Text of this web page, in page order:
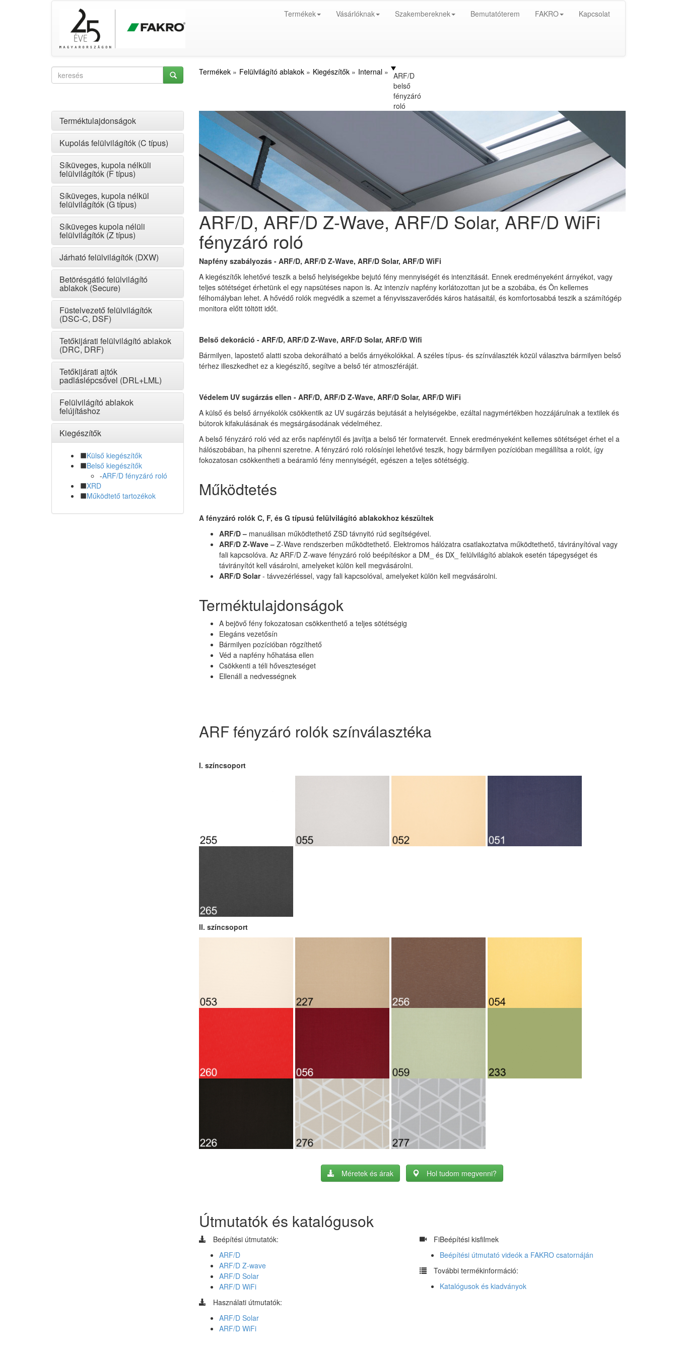
Termékek Vásárlóknak Szakembereknek Bemutatóterem FAKRO Kapcsolat
Termékek Felülvilágító ablakok Kiegészítők Internal
ARF/D
belső
fényzáró
roló
Terméktulajdonságok
Kupolás felülvilágítók (C típus)
Síküveges, kupola nélküli
felülvilágítók (F típus)
Síküveges, kupola nélkül
felülvilágítók (G típus)
Síküveges kupola nélüli
felülvilágítók (Z típus)
Járható felülvilágítók (DXW)
Betörésgátló felülvilágító
ablakok (Secure)
Füstelvezető felülvilágítók
(DSC-C, DSF)
Tetőkijárati felülvilágító ablakok
(DRC, DRF)
Tetőkijárati ajtók
padláslépcsővel (DRL+LML)
Felülvilágító ablakok
felújításhoz
Kiegészítők
Külső kiegészítők
Belső kiegészítők
-ARF/D fényzáró roló
XRD
Működtető tartozékok
ARF/D, ARF/D Z-Wave, ARF/D Solar, ARF/D WiFi
fényzáró roló
Napfény szabályozás - ARF/D, ARF/D Z-Wave, ARF/D Solar, ARF/D WiFi
A kiegészítők lehetővé teszik a belső helyiségekbe bejutó fény mennyiségét és intenzitását. Ennek eredményeként árnyékot, vagy
teljes sötétséget érhetünk el egy napsütéses napon is. Az intenzív napfény korlátozottan jut be a szobába, és Ön kellemes
félhomályban lehet. A hővédő rolók megvédik a szemet a fényvisszaverődés káros hatásaitál, és komfortosabbá teszik a számítógép
monitora előtt töltött időt.
Belső dekoráció - ARF/D, ARF/D Z-Wave, ARF/D Solar, ARF/D Wifi
Bármilyen, lapostető alatti szoba dekorálható a belős árnyékolókkal. A széles típus- és színválaszték közül választva bármilyen belső
térhez illeszkedhet ez a kiegészítő, segítve a belső tér atmoszféráját.
Védelem UV sugárzás ellen - ARF/D, ARF/D Z-Wave, ARF/D Solar, ARF/D WiFi
A külső és belső árnyékolók csökkentik az UV sugárzás bejutását a helyiségekbe, ezáltal nagymértékben hozzájárulnak a textilek és
bútorok kifakulásának és megsárgásodának védelméhez.
A belső fényzáró roló véd az erős napfénytől és javítja a belső tér formatervét. Ennek eredményeként kellemes sötétséget érhet el a
hálószobában, ha pihenni szeretne. A fényzáró roló rolósínjei lehetővé teszik, hogy bármilyen pozícióban megállítsa a rolót, így
fokozatosan csökkentheti a beáramló fény mennyiségét, egészen a teljes sötétségig.
Működtetés
A fényzáró rolók C, F, és G típusú felülvilágító ablakokhoz készültek
ARF/D –manuálisan működtethető ZSD távnyitó rúd segítségével.
ARF/D Z-Wave – Z-Wave rendszerben működtethető. Elektromos hálózatra csatlakoztatva működtethető, távirányítóval vagy
fali kapcsolóva. Az ARF/D Z-wave fényzáró roló beépítéskor a DM_ és DX_ felülvilágító ablakok esetén tápegységet és
távirányítót kell vásárolni, amelyeket külön kell megvásárolni.
ARF/D Solar- távvezérléssel, vagy fali kapcsolóval, amelyeket külön kell megvásárolni.
Terméktulajdonságok
A bejövő fény fokozatosan csökkenthető a teljes sötétségig
Elegáns vezetősín
Bármilyen pozícióban rögzíthető
Véd a napfény hőhatása ellen
Csökkenti a téli hőveszteséget
Ellenáll a nedvességnek
ARF fényzáró rolók színválasztéka
I. színcsoport
II. színcsoport
Méretek és árak Hol tudom megvenni?
Útmutatók és katalógusok
Beépítési útmutatók:
ARF/D
ARF/D Z-wave
ARF/D Solar
ARF/D WiFi
Használati útmutatók:
ARF/D Solar
ARF/D WiFi
FiBeépítési kisfilmek
Beépítési útmutató videók a FAKRO csatornáján
​További termékinformáció:
Katalógusok és kiadványok